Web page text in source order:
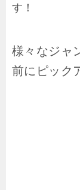
す！
様々なジャ
前にピック